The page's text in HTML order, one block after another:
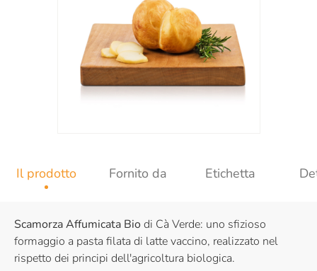
Il prodotto Fornito da Etichetta
Scamorza Affumicata Biodi Cà Verde: uno sfizioso
formaggio a pasta filata di latte vaccino, realizzato nel
rispetto dei principi dell'agricoltura biologica.